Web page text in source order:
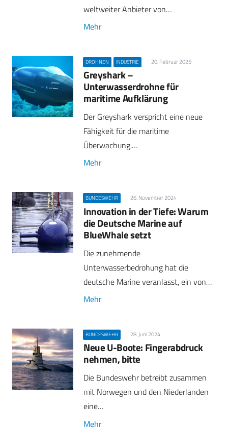
weltweiter Anbieter von…
Mehr
DROHNEN INDUSTRIE 20. Februar 2025
Greyshark –
Unterwasserdrohne für
maritime Aufklärung
Der Greyshark verspricht eine neue
Fähigkeit für die maritime
Überwachung.…
Mehr
BUNDESWEHR 26. November 2024
Innovation in der Tiefe: Warum
die Deutsche Marine auf
BlueWhale setzt
Die zunehmende
Unterwasserbedrohung hat die
deutsche Marine veranlasst, ein von…
Mehr
BUNDESWEHR 28. Juni 2024
Neue U-Boote: Fingerabdruck
nehmen, bitte
Die Bundeswehr betreibt zusammen
mit Norwegen und den Niederlanden
eine…
Mehr